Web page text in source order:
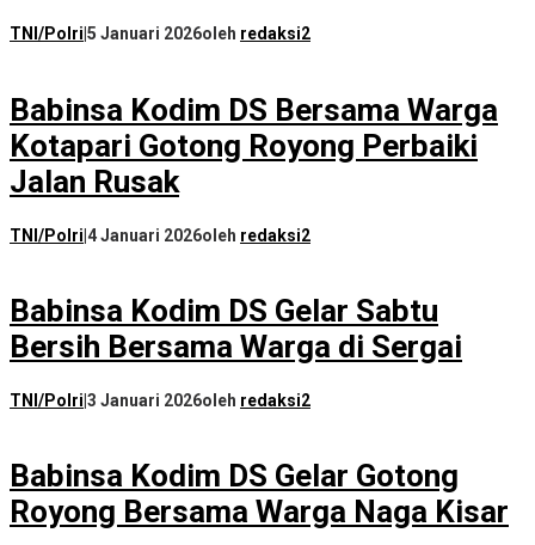
TNI/Polri 5 Januari 2026oleh redaksi2
Babinsa Kodim DS Bersama Warga
Kotapari Gotong Royong Perbaiki
Jalan Rusak
TNI/Polri 4 Januari 2026oleh redaksi2
Babinsa Kodim DS Gelar Sabtu
Bersih Bersama Warga di Sergai
TNI/Polri 3 Januari 2026oleh redaksi2
Babinsa Kodim DS Gelar Gotong
Royong Bersama Warga Naga Kisar